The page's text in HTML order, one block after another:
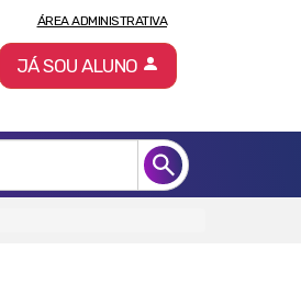
ÁREA ADMINISTRATIVA
JÁ SOU ALUNO